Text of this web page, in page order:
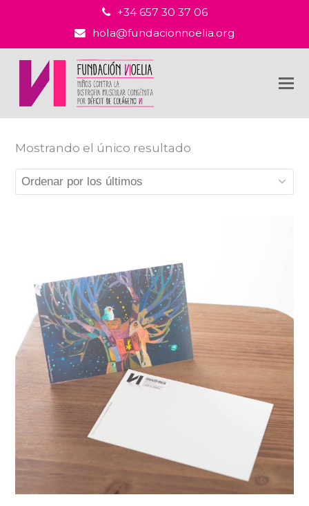
+34 657 30 37 06
hola@fundacionnoelia.org
Mostrando el único resultado